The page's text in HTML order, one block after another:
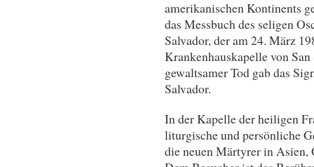
amerikanischen Kontinents
das Messbuch des seligen
Salvador, der am 24. März
Krankenhauskapelle von
gewaltsamer Tod gab das
Salvador.
In der Kapelle der heiligen
liturgische und persönliche
die neuen Märtyrer in Asien,